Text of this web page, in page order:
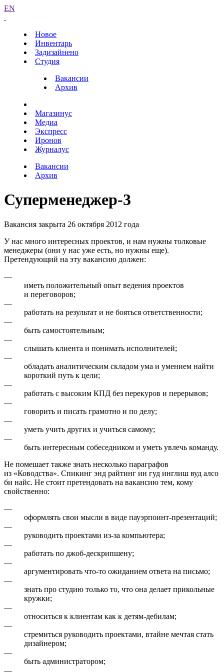
EN
Новое
Инвентарь
Задизайнено
Студия
Вакансии
Архив
Магазинус
Медиа
Экспресс
Иронов
Журналус
Вакансии
Архив
Суперменеджер-3
Вакансия закрыта 26 октября 2012 года
У нас много интересных проектов, и нам нужны толковые
менеджеры (oни у нас уже есть, но нужны еще).
Претендующий на эту вакансию должен:
—
иметь положительный опыт ведения проектов
и переговоров;
—
работать на результат и не бояться ответственности;
—
быть самостоятельным;
—
слышать клиента и понимать исполнителей;
—
обладать аналитическим складом ума и умением найти
короткий путь к цели;
—
работать с высоким КПД без перекуров и перерывов;
—
говорить и писать грамотно и по делу;
—
уметь учить других и учиться самому;
—
быть интересным собеседником и уметь увлечь команду.
Не помешает также знать несколько параграфов
из «Ководства». Спикинг энд райтинг ин гуд инглиш вуд алсо
би найс. Не стоит претендовать на вакансию тем, кому
свойственно:
—
оформлять свои мысли в виде пауэрпоинт-презентаций;
—
руководить проектами из-за компьютера;
—
работать по джоб-дескрипшену;
—
аргументировать что-то ожиданием ответа на письмо;
—
знать про студию только то, что она делает прикольные
кружки;
—
относиться к клиентам как к детям-дебилам;
—
стремиться руководить проектами, втайне мечтая стать
дизайнером;
—
быть администратором;
—